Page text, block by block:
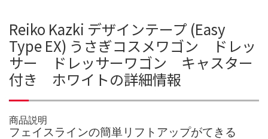
Reiko Kazki デザインテープ (Easy
Type EX) うさぎコスメワゴン ドレッ
サー ドレッサーワゴン キャスター
付き ホワイトの詳細情報
商品説明
フェイスラインの簡単リフトアップがてきる